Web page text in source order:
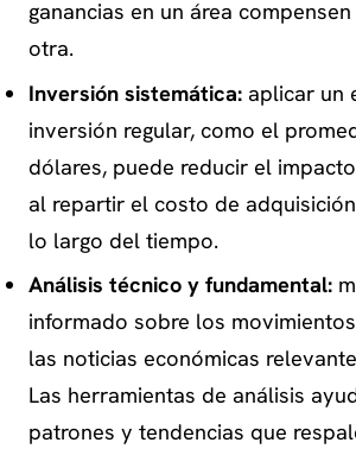
ganancias en un área
otra.
Inversión sistemática:aplicar un
inversión regular, como el
dólares, puede reducir el
al repartir el costo de
lo largo del tiempo.
Análisis técnico y fundamental:
informado sobre los
las noticias económicas
Las herramientas de análisis
patrones y tendencias que